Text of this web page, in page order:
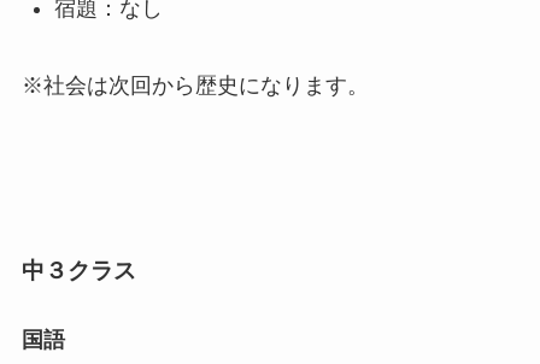
宿題：なし
※社会は次回から歴史になります。
中３クラス
国語